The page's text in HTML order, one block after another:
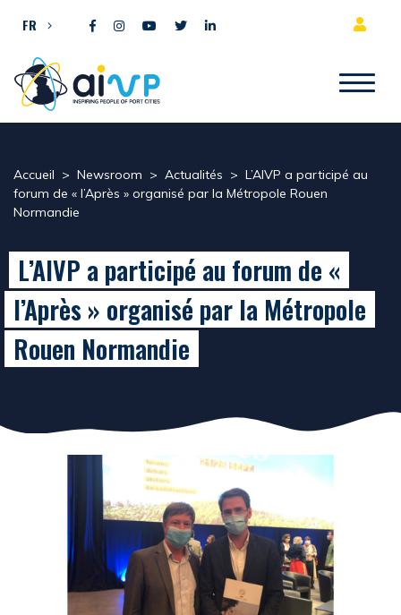
FR
Accueil > Newsroom > Actualités > L’AIVP a participé au
forum de « l’Après » organisé par la Métropole Rouen
Normandie
L’AIVP a participé au forum de «
l’Après » organisé par la Métropole
Rouen Normandie